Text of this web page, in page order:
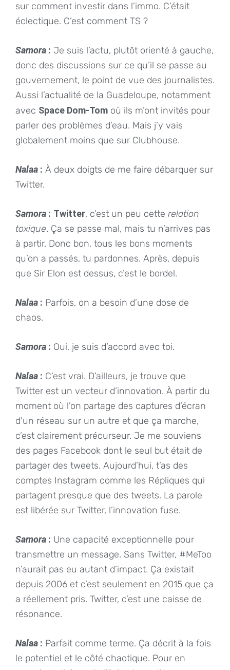
sur comment investir dans l’immo. C’était
éclectique. C’est comment TS ?
Samora : Je suis l’actu, plutôt orienté à gauche,
donc des discussions sur ce qu’il se passe au
gouvernement, le point de vue des journalistes.
Aussi l’actualité de la Guadeloupe, notamment
avec Space Dom-Tom où ils m’ont invités pour
parler des problèmes d’eau. Mais j’y vais
globalement moins que sur Clubhouse.
Nalaa : À deux doigts de me faire débarquer sur
Twitter.
Samora : Twitter, c’est un peu cette relation
toxique. Ça se passe mal, mais tu n’arrives pas
à partir. Donc bon, tous les bons moments
qu’on a passés, tu pardonnes. Après, depuis
que Sir Elon est dessus, c’est le bordel.
Nalaa : Parfois, on a besoin d’une dose de
chaos.
Samora : Oui, je suis d’accord avec toi.
Nalaa : C’est vrai. D’ailleurs, je trouve que
Twitter est un vecteur d’innovation. À partir du
moment où l’on partage des captures d’écran
d’un réseau sur un autre et que ça marche,
c’est clairement précurseur. Je me souviens
des pages Facebook dont le seul but était de
partager des tweets. Aujourd’hui, t’as des
comptes Instagram comme les Répliques qui
partagent presque que des tweets. La parole
est libérée sur Twitter, l’innovation fuse.
Samora : Une capacité exceptionnelle pour
transmettre un message. Sans Twitter, #MeToo
n’aurait pas eu autant d’impact. Ça existait
depuis 2006 et c’est seulement en 2015 que ça
a réellement pris. Twitter, c’est une caisse de
résonance.
Nalaa : Parfait comme terme. Ça décrit à la fois
le potentiel et le côté chaotique. Pour en